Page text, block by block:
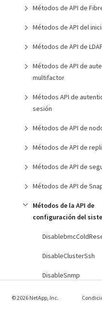
Métodos de API de
Métodos de API del
Métodos de API de
Métodos de API de
multifactor
Métodos API de
sesión
Métodos de API de
Métodos de API de
Métodos de API de
Métodos de API de
Métodos de la API de
configuración del
DisableClusterSsh
DisableSnmp
EnablebmcColdReset
© 2026 NetApp, Inc.